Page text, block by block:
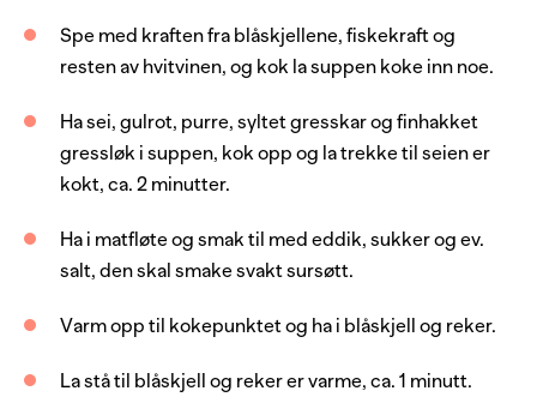
2 ss
gressløk, frisk
1 ss
eddik
sukker
Server med
brød
Spe med kraften fra blåskjellene, fiskekraft og
resten av hvitvinen, og kok la suppen koke inn noe.
Ha sei, gulrot, purre, syltet gresskar og finhakket
gressløk i suppen, kok opp og la trekke til seien er
kokt, ca. 2 minutter.
Ha i matfløte og smak til med eddik, sukker og ev.
salt, den skal smake svakt sursøtt.
Varm opp til kokepunktet og ha i blåskjell og reker.
La stå til blåskjell og reker er varme, ca. 1 minutt.